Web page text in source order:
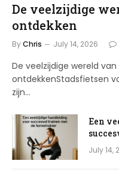
De veelzijdige
ontdekken
ByChris July 14, 2026
De veelzijdige wereld
ontdekkenStadsfietsen
zijn…
Een
July 14,